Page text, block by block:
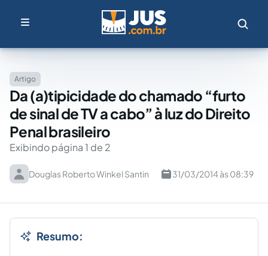
Artigo
Da (a)tipicidade do chamado “furto
de sinal de TV a cabo” à luz do Direito
Penal brasileiro
Exibindo página 1 de 2
Douglas Roberto Winkel Santin 31/03/2014 às 08:39
Resumo: